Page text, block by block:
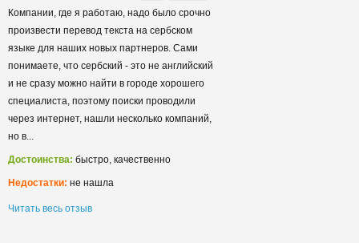
Компании, где я работаю, надо было срочно
произвести перевод текста на сербском
языке для наших новых партнеров. Сами
понимаете, что сербский - это не английский
и не сразу можно найти в городе хорошего
специалиста, поэтому поиски проводили
через интернет, нашли несколько компаний,
но в...
Достоинства: быстро, качественно
Недостатки: не нашла
Читать весь отзыв